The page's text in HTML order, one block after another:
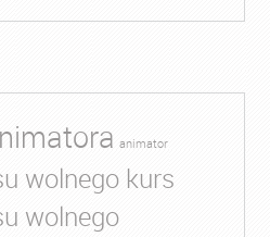
animator
wolnego kurs
wolnego